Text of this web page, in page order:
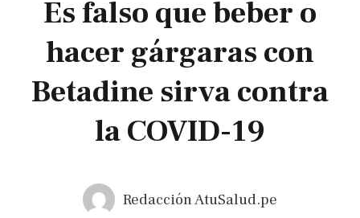
Es falso que beber o
hacer gárgaras con
Betadine sirva contra
la COVID-19
Redacción AtuSalud.pe